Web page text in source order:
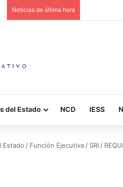
Noticias de última hora
del Estado NCD IESS
Estado / Función Ejecutiva / SRI /